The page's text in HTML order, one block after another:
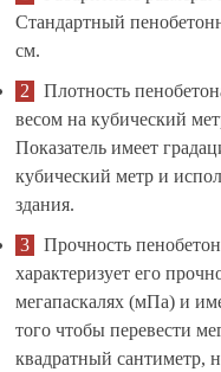
Стандартный
см.
Плотность
весом на кубический
Показатель имеет
кубический метр и
здания.
Прочность
характеризует его
мегапаскалях (мПа) и
того чтобы перевести
квадратный сантиметр,